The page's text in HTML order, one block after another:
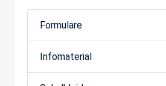
Formulare
Infomaterial